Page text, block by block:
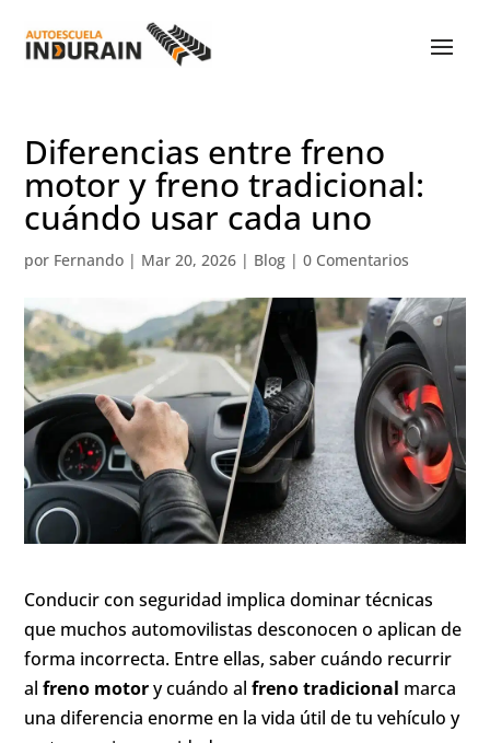
Diferencias entre freno
motor y freno tradicional:
cuándo usar cada uno
por Fernando | Mar 20, 2026 | Blog |0 Comentarios
Conducir con seguridad implica dominar técnicas
que muchos automovilistas desconocen o aplican de
forma incorrecta. Entre ellas, saber cuándo recurrir
alfreno motory cuándo alfreno tradicional marca
una diferencia enorme en la vida útil de tu vehículo y